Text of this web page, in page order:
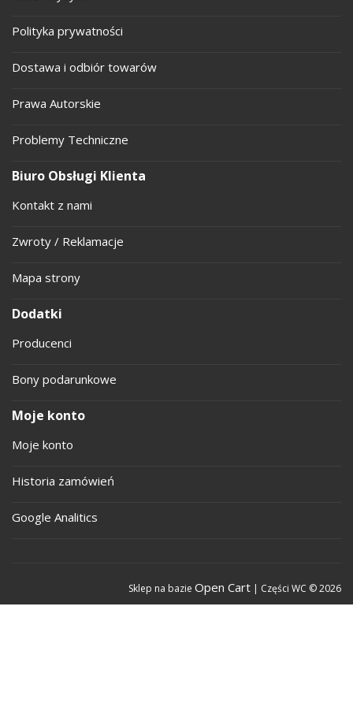
Polityka prywatności
Dostawa i odbiór towarów
Prawa Autorskie
Problemy Techniczne
Biuro Obsługi Klienta
Kontakt z nami
Zwroty / Reklamacje
Mapa strony
Dodatki
Producenci
Bony podarunkowe
Moje konto
Moje konto
Historia zamówień
Google Analitics
Sklep na bazie Open Cart | Części WC © 2026